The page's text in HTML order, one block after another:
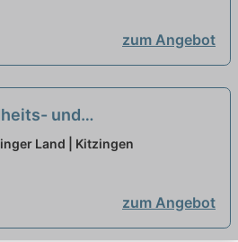
zum Angebot
und
(m/w/d) für
Land | Kitzingen
zum Angebot